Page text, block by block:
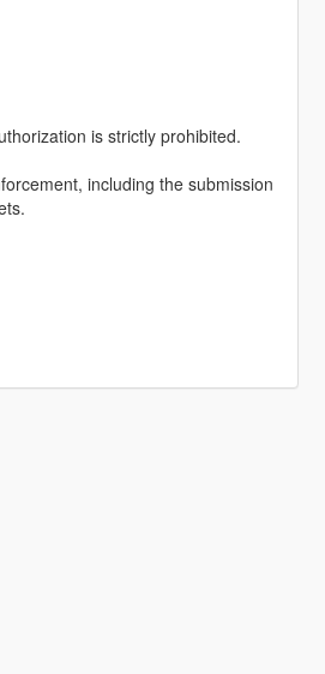
is strictly prohibited.
including the submission